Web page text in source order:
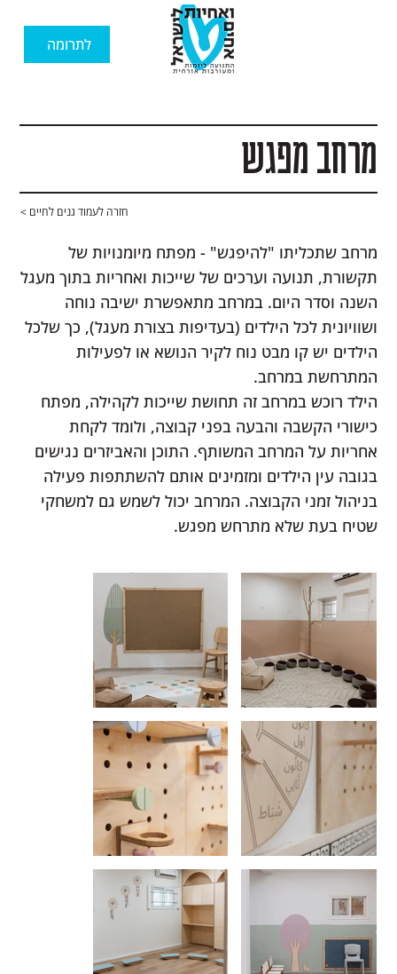
לתרומה
מרחב מפגש
חזרה לעמוד גנים לחיים >
מרחב שתכליתו "להיפגש" - מפתח מיומנויות של
תקשורת, תנועה וערכים של שייכות ואחריות בתוך מעגל
השנה וסדר היום. במרחב מתאפשרת ישיבה נוחה
ושוויונית לכל הילדים (בעדיפות בצורת מעגל), כך שלכל
הילדים יש קו מבט נוח לקיר הנושא או לפעילות
המתרחשת במרחב.
הילד רוכש במרחב זה תחושת שייכות לקהילה, מפתח
כישורי הקשבה והבעה בפני קבוצה, ולומד לקחת
אחריות על המרחב המשותף. התוכן והאביזרים נגישים
בגובה עין הילדים ומזמינים אותם להשתתפות פעילה
בניהול זמני הקבוצה. המרחב יכול לשמש גם למשחקי
שטיח בעת שלא מתרחש מפגש.